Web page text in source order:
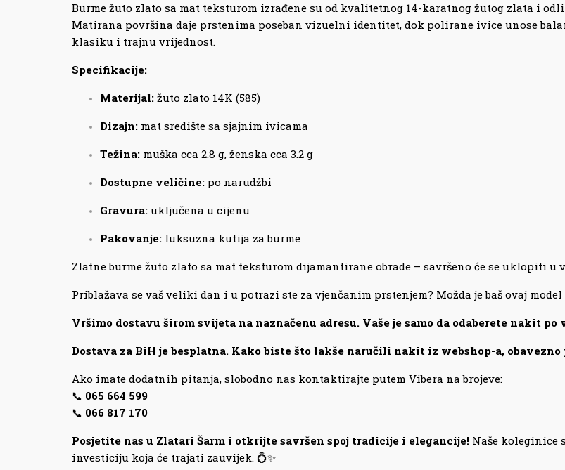
Burme žuto zlato sa mat teksturom izrađene su od kvalitetnog 14-karatnog žutog zlata i
Matirana površina daje prstenima poseban vizuelni identitet, dok polirane ivice unose
klasiku i trajnu vrijednost.
Specifikacije:
Materijal: žuto zlato 14K (585)
Dizajn: mat središte sa sjajnim ivicama
Težina: muška cca 2.8 g, ženska cca 3.2 g
Dostupne veličine: po narudžbi
Gravura: uključena u cijenu
Pakovanje: luksuzna kutija za burme
Zlatne burme žuto zlato sa mat teksturom dijamantirane obrade – savršeno će se uklopiti u
Priblažava se vaš veliki dan i u potrazi ste za vjenčanim prstenjem? Možda je baš ovaj
Vršimo dostavu širom svijeta na naznačenu adresu. Vaše je samo da odaberete nakit po
Dostava za BiH je besplatna. Kako biste što lakše naručili nakit iz webshop-a,
Ako imate dodatnih pitanja, slobodno nas kontaktirajte putem Vibera na brojeve:
📞 065 664 599
📞 066 817 170
Posjetite nas u Zlatari Šarm i otkrijte savršen spoj tradicije i elegancije! Naše koleginice
investiciju koja će trajati zauvijek. 💍✨